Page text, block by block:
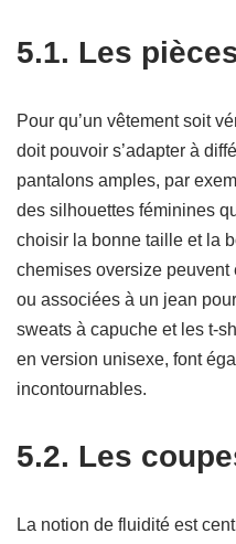
5.1. Les
Pour qu’un vêtement soit
doit pouvoir s’adapter à
pantalons amples, par
des silhouettes féminines
choisir la bonne taille et la
chemises oversize peuvent
ou associées à un jean
sweats à capuche et les t-
en version unisexe, font
incontournables.
5.2. Les
La notion de fluidité est